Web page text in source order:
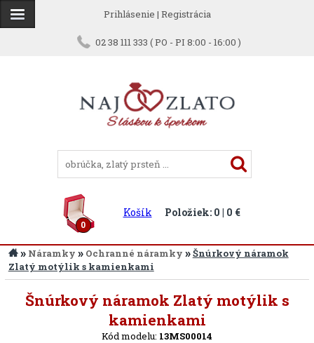
Prihlásenie | Registrácia
02 38 111 333 ( PO - PI 8:00 - 16:00 )
0
Košík Položiek: 0 | 0 €
» Náramky » Ochranné náramky »Šnúrkový náramok
Zlatý motýlik s kamienkami
Šnúrkový náramok Zlatý motýlik s
kamienkami
Kód modelu: 13MS00014